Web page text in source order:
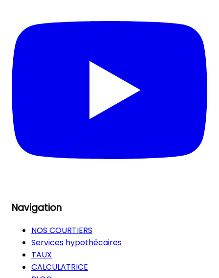
Navigation
NOS COURTIERS
Services hypothécaires
TAUX
CALCULATRICE